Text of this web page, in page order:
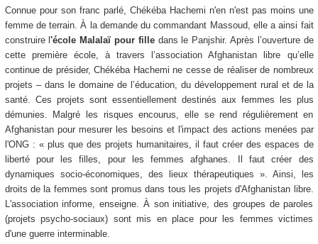
Connue pour son franc parlé, Chékéba Hachemi n'en n'est pas moins une
femme de terrain. À la demande du commandant Massoud, elle a ainsi fait
construire l'école Malalaï pour filledans le Panjshir. Après l’ouverture de
cette première école, à travers l’association Afghanistan libre qu’elle
continue de présider, Chékéba Hachemi ne cesse de réaliser de nombreux
projets – dans le domaine de l’éducation, du développement rural et de la
santé. Ces projets sont essentiellement destinés aux femmes les plus
démunies. Malgré les risques encourus, elle se rend régulièrement en
Afghanistan pour mesurer les besoins et l'impact des actions menées par
l'ONG : « plus que des projets humanitaires, il faut créer des espaces de
liberté pour les filles, pour les femmes afghanes. Il faut créer des
dynamiques socio-économiques, des lieux thérapeutiques ». Ainsi, les
droits de la femmes sont promus dans tous les projets d'Afghanistan libre.
L'association informe, enseigne. À son initiative, des groupes de paroles
(projets psycho-sociaux) sont mis en place pour les femmes victimes
d'une guerre interminable.